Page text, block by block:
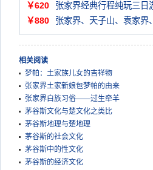
￥620
张家界经典行程纯玩三日
￥880
张家界、天子山、袁家界
相关阅读
梦帕：土家族儿女的吉祥物
张家界土家新娘包梦帕的由来
张家界白族习俗——过生牵羊
茅谷斯文化与楚文化之类比
茅谷斯地理与楚地理
茅谷斯的社会文化
茅谷斯中的性文化
茅谷斯的经济文化